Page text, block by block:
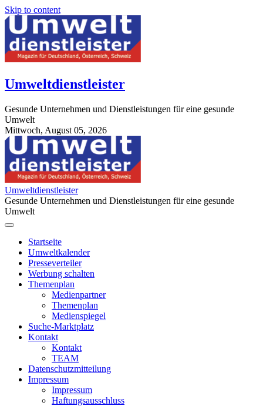
Skip to content
Umweltdienstleister
Gesunde Unternehmen und Dienstleistungen für eine gesunde
Umwelt
Mittwoch, August 05, 2026
StuttgartApotheke.com
Umweltdienstleister
Gesunde Unternehmen und Dienstleistungen für eine gesunde
Umwelt
Startseite
Umweltkalender
Presseverteiler
Werbung schalten
Themenplan
Medienpartner
Themenplan
Medienspiegel
Suche-Marktplatz
Kontakt
Kontakt
TEAM
Datenschutzmitteilung
Impressum
Impressum
Haftungsausschluss